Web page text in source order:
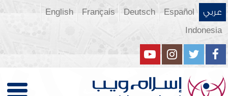
عربي Español
Deutsch
Français
English
Indonesia